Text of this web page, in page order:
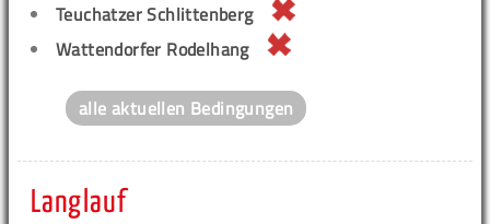
Teuchatzer Schlittenberg
Wattendorfer Rodelhang
alle aktuellen Bedingungen
Langlauf